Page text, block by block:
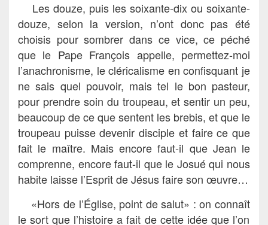
Les douze, puis les soixante-dix ou soixante-
douze, selon la version, n’ont donc pas été
choisis pour sombrer dans ce vice, ce péché
que le Pape François appelle, permettez-moi
l’anachronisme, le cléricalisme en confisquant je
ne sais quel pouvoir, mais tel le bon pasteur,
pour prendre soin du troupeau, et sentir un peu,
beaucoup de ce que sentent les brebis, et que le
troupeau puisse devenir disciple et faire ce que
fait le maître. Mais encore faut-il que Jean le
comprenne, encore faut-il que le Josué qui nous
habite laisse l’Esprit de Jésus faire son œuvre…
«Hors de l’Église, point de salut» : on connaît
le sort que l’histoire a fait de cette idée que l’on